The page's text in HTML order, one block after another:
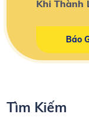
Khi Thành
Báo
Tìm Kiếm